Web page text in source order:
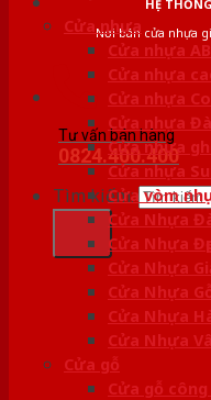
HỆ
Nơi bán cửa nhựa
Tư vấn bán hàng
0824.400.400
Tìm kiếm:
Cửa nhựa
Cửa nhựa
Cửa nhựa
Cửa nhựa
Cửa nhựa
Cửa nhựa
Cửa nhựa
Cửa vòm
Cửa Nhựa
Cửa Nhựa
Cửa Nhựa
Cửa Nhựa
Cửa Nhựa
Cửa Nhựa
Cửa gỗ
Cửa gỗ công